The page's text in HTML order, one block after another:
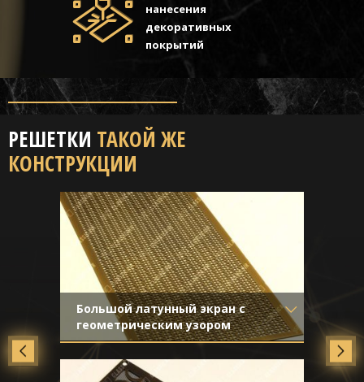
нанесения
декоративных
покрытий
РЕШЕТКИ ТАКОЙ ЖЕ
КОНСТРУКЦИИ
Большой латунный экран с
геометрическим узором
Материал- Латунь
Отделка- Старение с
направленной риской